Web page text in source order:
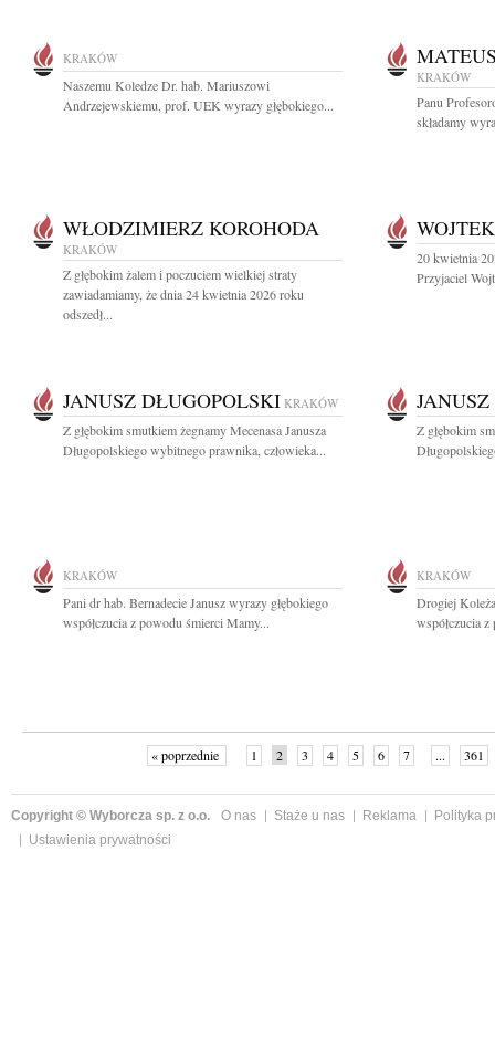
KRAKÓW
Naszemu Koledze Dr. hab. Mariuszowi
Andrzejewskiemu, prof. UEK wyrazy głębokiego...
KRAKÓW
Panu
składamy
WŁODZIMIERZ KOROHODA
KRAKÓW
Z głębokim żalem i poczuciem wielkiej straty
zawiadamiamy, że dnia 24 kwietnia 2026 roku
odszedł...
20 kwietnia
Przyjaciel
JANUSZ DŁUGOPOLSKI KRAKÓW
Z głębokim smutkiem żegnamy Mecenasa Janusza
Długopolskiego wybitnego prawnika, człowieka...
Z głębokim
KRAKÓW
Pani dr hab. Bernadecie Janusz wyrazy głębokiego
współczucia z powodu śmierci Mamy...
KRAKÓW
Drogiej
współczucia
« poprzednie 1 2 3 4 5 6 7 ... 361
Copyright © Wyborcza sp. z o.o. O nas Staże u nas Reklama
Polityka
Ustawienia prywatności